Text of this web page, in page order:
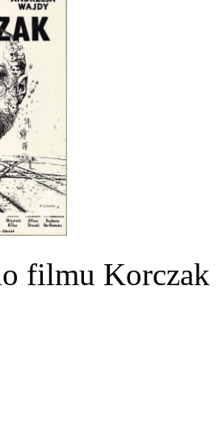
filmu Korczak